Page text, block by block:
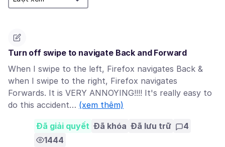
Turn off swipe to navigate Back and Forward
When I swipe to the left, Firefox navigates Back &
when I swipe to the right, Firefox navigates
Forwards. It is VERY ANNOYING!!!! It's really easy to
do this accident… (xem thêm)
Đã giải quyết Đã khóa Đã lưu trữ
4
1444